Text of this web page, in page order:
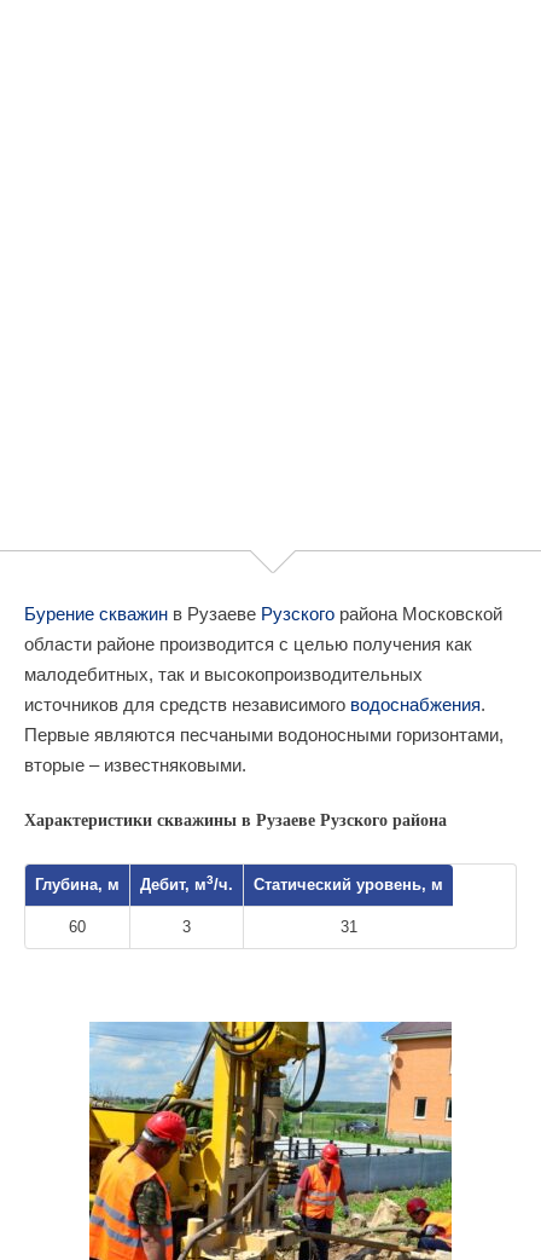
Бурение скважин в Рузаеве Рузского района Московской
области районе производится с целью получения как
малодебитных, так и высокопроизводительных
источников для средств независимого водоснабжения.
Первые являются песчаными водоносными горизонтами,
вторые – известняковыми.
Характеристики скважины в Рузаеве Рузского района
Глубина, м Дебит, м3/ч. Статический уровень, м
60 3 31